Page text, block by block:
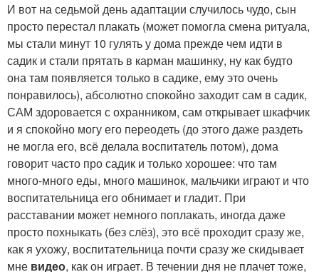
И вот на седьмой день адаптации случилось чудо, сын
просто перестал плакать (может помогла смена ритуала,
мы стали минут 10 гулять у дома прежде чем идти в
садик и стали прятать в карман машинку, ну как будто
она там появляется только в садике, ему это очень
понравилось), абсолютно спокойно заходит сам в садик,
САМ здоровается с охранником, сам открывает шкафчик
и я спокойно могу его переодеть (до этого даже раздеть
не могла его, всё делала воспитатель потом), дома
говорит часто про садик и только хорошее: что там
много-много еды, много машинок, мальчики играют и что
воспитательница его обнимает и гладит. При
расставании может немного поплакать, иногда даже
просто похныкать (без слёз), это всё проходит сразу же,
как я ухожу, воспитательница почти сразу же скидывает
мне видео, как он играет. В течении дня не плачет тоже,